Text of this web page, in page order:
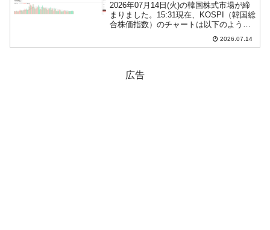
2026年07月14日(火)の韓国株式市場が締
まりました。15:31現在、KOSPI（韓国総
合株価指数）のチャートは以下のように
『Investing.com』より引用）。なんとか
2026.07.14
広告